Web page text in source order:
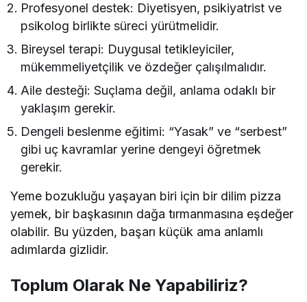
Profesyonel destek: Diyetisyen, psikiyatrist ve
psikolog birlikte süreci yürütmelidir.
Bireysel terapi: Duygusal tetikleyiciler,
mükemmeliyetçilik ve özdeğer çalışılmalıdır.
Aile desteği: Suçlama değil, anlama odaklı bir
yaklaşım gerekir.
Dengeli beslenme eğitimi: “Yasak” ve “serbest”
gibi uç kavramlar yerine dengeyi öğretmek
gerekir.
Yeme bozukluğu yaşayan biri için bir dilim pizza
yemek, bir başkasının dağa tırmanmasına eşdeğer
olabilir. Bu yüzden, başarı küçük ama anlamlı
adımlarda gizlidir.
Toplum Olarak Ne Yapabiliriz?